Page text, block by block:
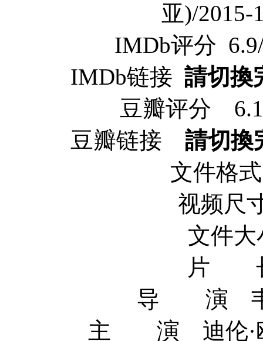
亚)/2015-
IMDb评分 6.9/
IMDb链接 請切換
豆瓣评分 6.1/
豆瓣链接 請切換
文件格
视频尺
文件
片
导 演 韦
主 演 迪伦·欧